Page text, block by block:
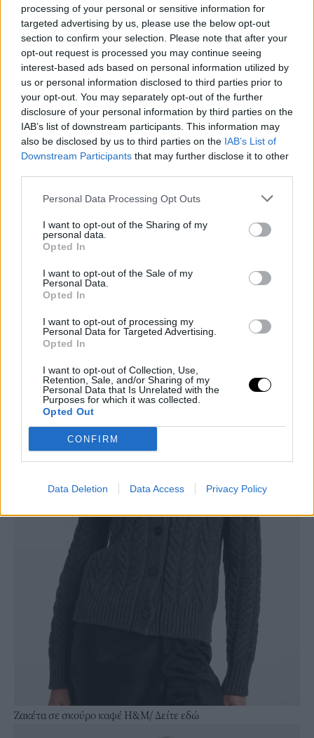
processing of your personal or sensitive information for
targeted advertising by us, please use the below opt-out
section to confirm your selection. Please note that after your
opt-out request is processed you may continue seeing
interest-based ads based on personal information utilized by
us or personal information disclosed to third parties prior to
your opt-out. You may separately opt-out of the further
disclosure of your personal information by third parties on the
IAB’s list of downstream participants. This information may
also be disclosed by us to third parties on the IAB’s List of
Downstream Participants that may further disclose it to other
Personal Data Processing Opt Outs
I want to opt-out of the Sharing of my
personal data.
Opted In
I want to opt-out of the Sale of my
Personal Data.
Opted In
I want to opt-out of processing my
Personal Data for Targeted Advertising.
Opted In
I want to opt-out of Collection, Use,
Retention, Sale, and/or Sharing of my
Personal Data that Is Unrelated with the
Purposes for which it was collected.
Opted Out
CONFIRM
Data Deletion Data Access Privacy Policy
Γκρι ζακέτα με χάντρες McQueen/Δείτε εδώ
Ζακέτα σε σκούρο καφέ Η&Μ/ Δείτε εδώ